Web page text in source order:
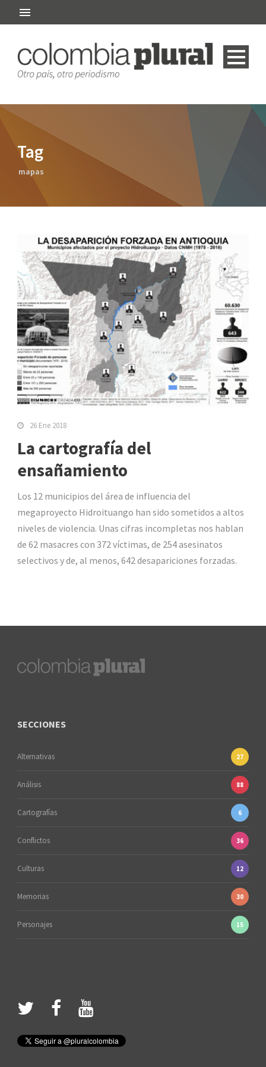
Tag
mapas
26 Ene 2018
La cartografía del
ensañamiento
Los 12 municipios del área de influencia del
megaproyecto Hidroituango han sido sometidos a altos
niveles de violencia. Unas cifras incompletas nos hablan
de 62 masacres con 372 víctimas, de 254 asesinatos
selectivos y de, al menos, 642 desapariciones forzadas.
SECCIONES
Alternativas 27
Análisis 88
Cartografías 6
Conflictos 36
Culturas 12
Memorias 30
Personajes 15